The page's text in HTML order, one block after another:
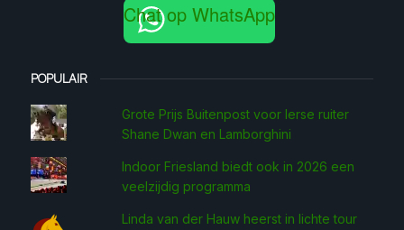
Chat op WhatsApp
POPULAIR
Grote Prijs Buitenpost voor Ierse ruiter
Shane Dwan en Lamborghini
Indoor Friesland biedt ook in 2026 een
veelzijdig programma
Linda van der Hauw heerst in lichte tour